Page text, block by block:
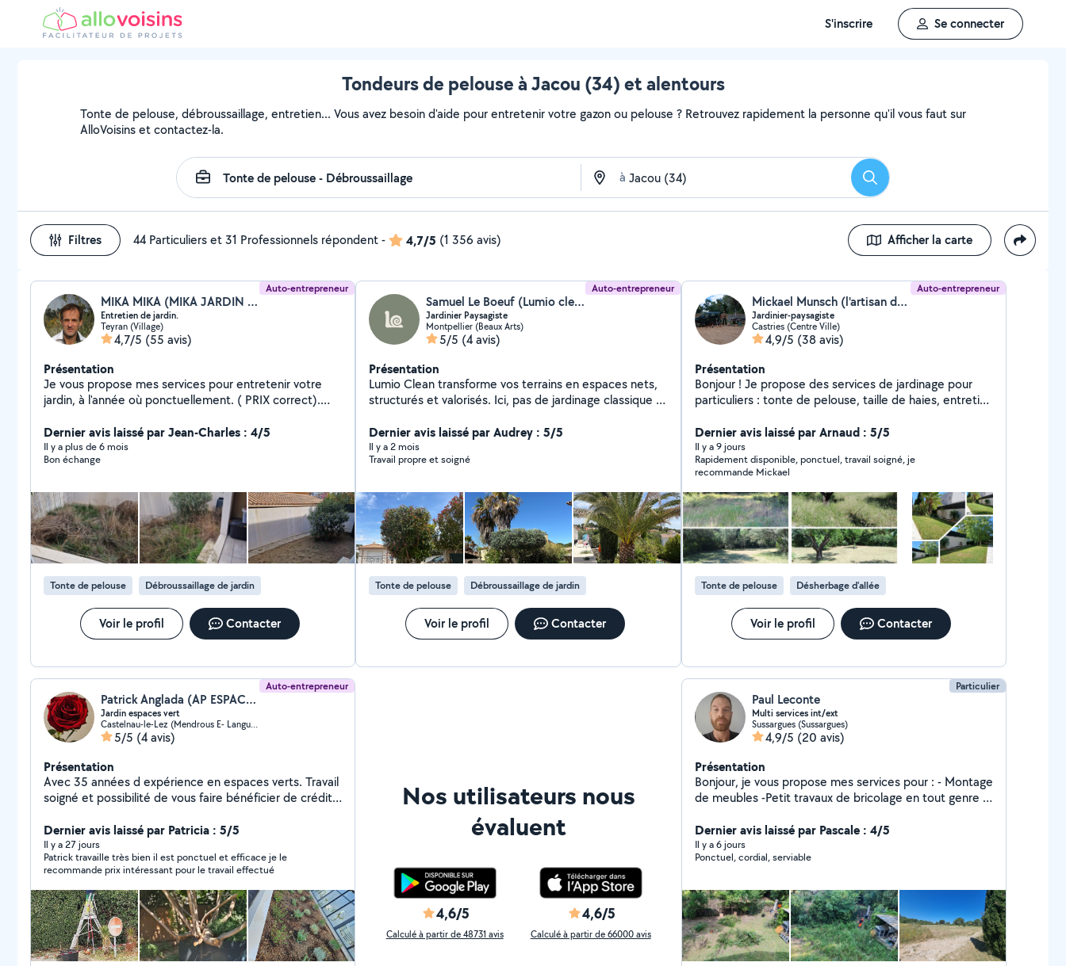
S'inscrire Se connecter
Tondeurs de pelouse à Jacou (34) et alentours
Tonte de pelouse, débroussaillage, entretien... Vous avez besoin d'aide pour entretenir votre gazon ou pelouse ? Retrouvez rapidement la personne qu'il vous faut sur
AlloVoisins et contactez-la.
à Rechercher
Filtres 44 Particuliers et 31 Professionnels répondent- 4,7/5 (1 356 avis) Afficher la carte
Auto-entrepreneur
MIKA MIKA (MIKA JARDIN DU SUD)
Entretien de jardin.
Teyran (Village)
4,7/5 (55 avis)
Présentation
Je vous propose mes services pour entretenir votre
jardin, à l'année où ponctuellement. ( PRIX correct).
Dernier avis laissé par Jean-Charles : 4/5
Il y a plus de 6 mois
Bon échange
Tonte de pelouse Débroussaillage de jardin
Voir le profil Contacter
Auto-entrepreneur
Samuel Le Boeuf (Lumio clean)
Jardinier Paysagiste
Montpellier (Beaux Arts)
5/5 (4 avis)
Présentation
Lumio Clean transforme vos terrains en espaces nets,
structurés et valorisés. Ici, pas de jardinage classique :
visuel clair, propre et durable. Terrains envahis,
extérieurs négligés, zones laissées à l'abandon nous
reprenons le contrôle pour redonner forme et lisibilité à
un véritable espace de vie. Envoyez-nous votre terrain,
on vous montre ce qu'il peut devenir. Instagram :
@lumio.clean
Dernier avis laissé par Audrey : 5/5
Il y a 2 mois
Travail propre et soigné
Tonte de pelouse Débroussaillage de jardin
Voir le profil Contacter
Auto-entrepreneur
Mickael Munsch (l'artisan du vivant)
Jardinier-paysagiste
Castries (Centre Ville)
4,9/5 (38 avis)
Présentation
Bonjour ! Je propose des services de jardinage pour
particuliers : tonte de pelouse, taille de haies, entretien
etc. Je suis sérieux, ponctuel et je travaille avec soin.
Que ce soit pour un entretien régulier ou un coup de
main ponctuel, je m'adapte à vos besoins. Si vous
cherchez quelqu'un de fiable pour votre jardin, je suis
disponible ! N'hésitez pas à me contacter pour un devis
gratuit ou plus d'infos.
Dernier avis laissé par Arnaud : 5/5
Il y a 9 jours
Rapidement disponible, ponctuel, travail soigné, je
recommande Mickael
Tonte de pelouse Désherbage d'allée
Voir le profil Contacter
Auto-entrepreneur
Patrick Anglada (AP ESPACES VERTS)
Jardin espaces vert
Castelnau-le-Lez (Mendrous E- Languedoc E- A. Rouge-Devois)
5/5 (4 avis)
Présentation
Avec 35 années d expérience en espaces verts. Travail
soigné et possibilité de vous faire bénéficier de crédit
Dernier avis laissé par Patricia : 5/5
Il y a 27 jours
Patrick travaille très bien il est ponctuel et efficace je le
recommande prix intéressant pour le travail effectué
Nos utilisateurs nous
évaluent
4,6/5
Calculé à partir de 48731 avis
4,6/5
Calculé à partir de 66000 avis
Particulier
Paul Leconte
Multi services int/ext
Sussargues (Sussargues)
4,9/5 (20 avis)
Présentation
Bonjour, je vous propose mes services pour : - Montage
de meubles -Petit travaux de bricolage en tout genre -
taille de haie -Nettoyage karcher Parlez moi de votre
projet , j étudierai la faisabilité en fonction de mes
compétences
Dernier avis laissé par Pascale : 4/5
Il y a 6 jours
Ponctuel, cordial, serviable